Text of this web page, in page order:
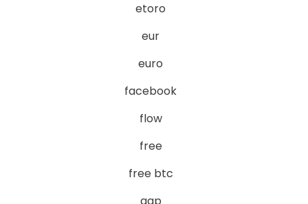
etoro
eur
euro
facebook
flow
free
free btc